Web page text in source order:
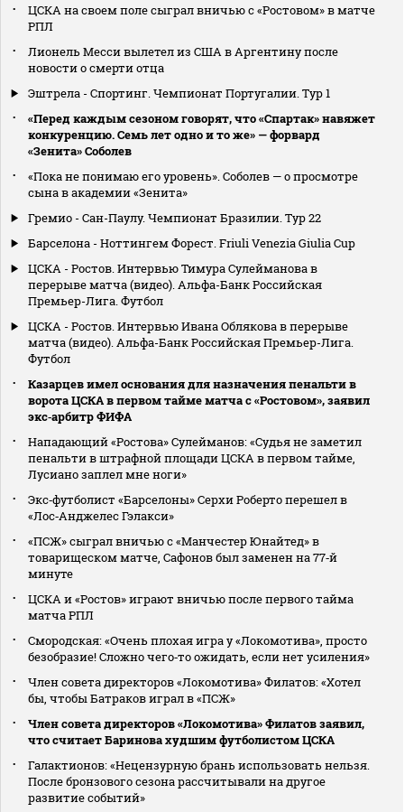
ЦСКА на своем поле сыграл вничью с «Ростовом» в матче
РПЛ
Лионель Месси вылетел из США в Аргентину после
новости о смерти отца
Эштрела - Спортинг. Чемпионат Португалии. Тур 1
«Перед каждым сезоном говорят, что «Спартак» навяжет
конкуренцию. Семь лет одно и то же» — форвард
«Зенита» Соболев
«Пока не понимаю его уровень». Соболев — о просмотре
сына в академии «Зенита»
Гремио - Сан-Паулу. Чемпионат Бразилии. Тур 22
Барселона - Ноттингем Форест. Friuli Venezia Giulia Cup
ЦСКА - Ростов. Интервью Тимура Сулейманова в
перерыве матча (видео). Альфа-Банк Российская
Премьер-Лига. Футбол
ЦСКА - Ростов. Интервью Ивана Облякова в перерыве
матча (видео). Альфа-Банк Российская Премьер-Лига.
Футбол
Казарцев имел основания для назначения пенальти в
ворота ЦСКА в первом тайме матча с «Ростовом», заявил
экс‑арбитр ФИФА
Нападающий «Ростова» Сулейманов: «Судья не заметил
пенальти в штрафной площади ЦСКА в первом тайме,
Лусиано заплел мне ноги»
Экс‑футболист «Барселоны» Серхи Роберто перешел в
«Лос‑Анджелес Гэлакси»
«ПСЖ» сыграл вничью с «Манчестер Юнайтед» в
товарищеском матче, Сафонов был заменен на 77‑й
минуте
ЦСКА и «Ростов» играют вничью после первого тайма
матча РПЛ
Смородская: «Очень плохая игра у «Локомотива», просто
безобразие! Сложно чего‑то ожидать, если нет усиления»
Член совета директоров «Локомотива» Филатов: «Хотел
бы, чтобы Батраков играл в «ПСЖ»
Член совета директоров «Локомотива» Филатов заявил,
что считает Баринова худшим футболистом ЦСКА
Галактионов: «Нецензурную брань использовать нельзя.
После бронзового сезона рассчитывали на другое
развитие событий»